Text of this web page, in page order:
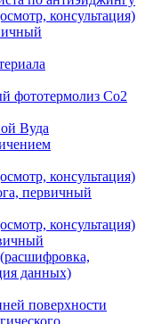
консультация)
фототермолиз Со2
Вуда
консультация)
первичный
консультация)
данных)
поверхности